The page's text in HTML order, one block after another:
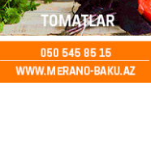
İssık-Kul gölündən
paylaşıb
- 12:30